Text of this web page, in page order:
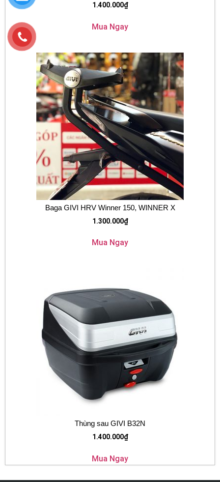
1.400.000₫
Mua Ngay
Baga GIVI HRV Winner 150, WINNER X
1.300.000₫
Mua Ngay
Thùng sau GIVI B32N
1.400.000₫
Mua Ngay